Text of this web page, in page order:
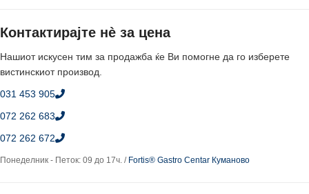
Контактирајте нè за цена
Нашиот искусен тим за продажба ќе Ви помогне да го изберете
вистинскиот производ.
031 453 905
072 262 683
072 262 672
Понеделник - Петок: 09 до 17ч. / Fortis® Gastro Centar Куманово